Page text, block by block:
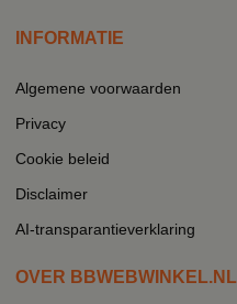
INFORMATIE
Algemene voorwaarden
Privacy
Cookie beleid
Disclaimer
AI-transparantieverklaring
OVER BBWEBWINKEL.NL